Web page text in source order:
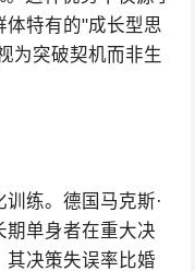
体特有的"成长型思
为突破契机而非生
练。德国马克斯·
期单身者在重大决
其决策失误率比婚